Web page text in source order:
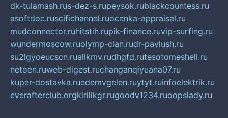
dk-tulamash.rus-dez-s.rupeysok.rublackcountess.ru
asoftdoc.ruscifichannel.ruocenka-appraisal.ru
mudconnector.ruhitstih.rupik-finance.ruvip-surfing.ru
wundermoscow.ruolymp-clan.rudr-pavlush.ru
su2lgyoeucscn.ruallkmv.rudhgfd.rutesotomeshell.ru
netoen.ruweb-digest.ruchanganqiyuana07.ru
kuper-dostavka.ruedemvgelen.ruytyt.ruinfoelektrik.ru
everafterclub.orgkirillkgr.rugoodv1234.ruoopslady.ru